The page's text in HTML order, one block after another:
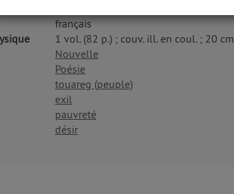
français
1 vol. (82 p.) ; couv. ill. en coul. ; 20 cm
Nouvelle
Poésie
touareg (peuple)
exil
pauvreté
désir